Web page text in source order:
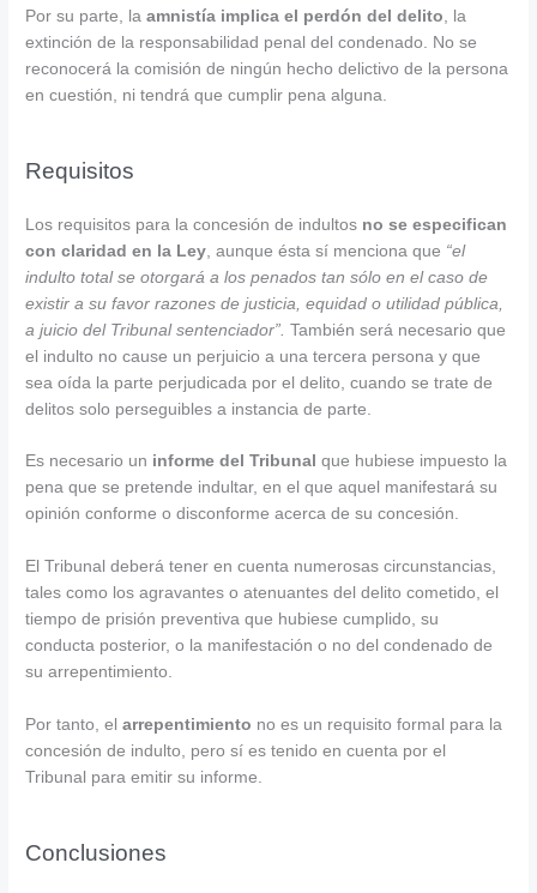
Por su parte, laamnistía implica el perdón del delito, la
extinción de la responsabilidad penal del condenado. No se
reconocerá la comisión de ningún hecho delictivo de la persona
en cuestión, ni tendrá que cumplir pena alguna.
Requisitos
Los requisitos para la concesión de indultos no se especifican
con claridad en la Ley , aunque ésta sí menciona que “el
indulto total se otorgará a los penados tan sólo en el caso de
existir a su favor razones de justicia, equidad o utilidad pública,
a juicio del Tribunal sentenciador”.También será necesario que
el indulto no cause un perjuicio a una tercera persona y que
sea oída la parte perjudicada por el delito, cuando se trate de
delitos solo perseguibles a instancia de parte.
Es necesario un informe del Tribunal que hubiese impuesto la
pena que se pretende indultar, en el que aquel manifestará su
opinión conforme o disconforme acerca de su concesión.
El Tribunal deberá tener en cuenta numerosas circunstancias,
tales como los agravantes o atenuantes del delito cometido, el
tiempo de prisión preventiva que hubiese cumplido, su
conducta posterior, o la manifestación o no del condenado de
su arrepentimiento.
Por tanto, elarrepentimiento no es un requisito formal para la
concesión de indulto, pero sí es tenido en cuenta por el
Tribunal para emitir su informe.
Conclusiones